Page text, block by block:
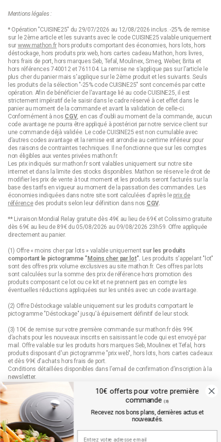
grandes différences
corsé,rafraîchir une bouteille de blanc
maison
, nos accessoires sont là poursublimer vos moments
de convivialité.
Mentions légales :
* Opération "CUISINE25" du 29/07/2026 au 12/08/2026 inclus. -25% de remise
sur le 2ème article et les suivants avec le code CUISINE25 valable uniquement
sur www.mathon.frhors produits comportant des économies, hors lots, hors
déstockage, hors produits prix web, hors cartes cadeau Mathon, hors livres,
hors frais de port, hors marques Seb, Tefal, Moulinex, Smeg, Weber, Brita et
hors références 740012 et 761104. La remise ne s’applique pas sur l’article le
plus cher du panier mais s'applique sur le 2ème produit et les suivants. Seuls
les produits de la sélection "-25% code CUISINE25" sont concernés par cette
opération. Afin de bénéficier de l'avantage lié au code CUISINE25, il est
strictement impératif de le saisir dans le cadre réservé à cet effet dans le
panier au moment de la commande et avant la validation de celle-ci.
Conformément à nos CGV, en cas d'oubli au moment de la commande, aucun
code avantage ne pourra être appliqué à postériori par notre service client sur
une commande déjà validée. Le code CUISINE25 est non cumulable avec
d’autres codes avantage et la remise est arrondie au centime inférieur pour
des raisons de contraintes techniques. Il ne fonctionne que sur les comptes
non éligibles aux ventes privées mathon.fr.
Les prix indiqués sur mathon.fr sont valables uniquement sur notre site
internet et dans la limite des stocks disponibles. Mathon se réserve le droit de
modifier les prix de vente à tout moment et les produits seront facturés sur la
base des tarifs en vigueur au moment de la passation des commandes. Les
économies indiquées dans notre site sont calculées d'après le prix de
référencedes produits selon leur définition dans nos CGV.
** Livraison Mondial Relay gratuite dès 49€ au lieu de 69€ et Colissimo gratuite
dès 69€ au lieu de 89€ du 05/08/2026 au 09/08/2026 23h59. Offre appliquée
directement au panier.
(1) Offre « moins cher par lots » valable uniquement sur les produits
comportant le pictogramme "Moins cher par lot". Les produits s'appelant "lot"
sont des offres prix volume exclusives au site mathon.fr. Ces offres par lots
sont calculées sur la somme des prix de référence hors promotion des
produits composant ce lot ou ce kit et ne prennent pas en compte les
éventuelles réductions appliquées sur les unités avec un code avantage.
(2) Offre Déstockage valable uniquement sur les produits comportant le
pictogramme "Déstockage" jusqu'à épuisement définitif de leur stock.
(3) 10€ de remise sur votre première commande sur mathon.fr dès 99€
d’achats pour les nouveaux inscrits en saisissant le code qui est envoyé par
mail. Offre valable sur les produits hors marques Seb, Moulinex et Tefal, hors
produits disposant d'un pictogramme "prix web", hors lots, hors cartes cadeaux
et dès 99€ d'achats hors frais de port.
Conditions détaillées disponibles dans l’email de confirmation d’inscription à la
newsletter.
(4) Offre « Prix web » valable uniquement sur les produits comportant le
pictogramme "prix web". Les produits indiqués "prix web" sont des offres
exclusives au site mathon.fr. Offre non applicable en magasin ou en catalogue.
Mathon.fr est membre de la FEVAD (fédération du e-commerce et de la vente à
10€ offerts pour votre première
commande (3)
Recevez nos bons plans, dernières actus et
nouveautés.